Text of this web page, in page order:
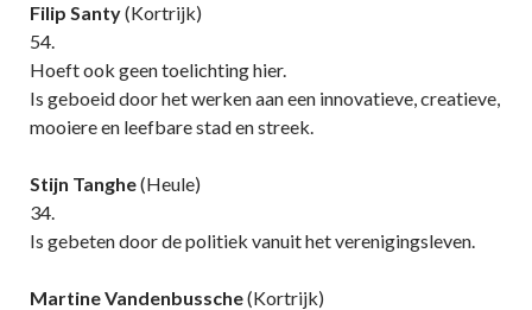
Filip Santy(Kortrijk)
54.
Hoeft ook geen toelichting hier.
Is geboeid door het werken aan een innovatieve, creatieve,
mooiere en leefbare stad en streek.
Stijn Tanghe(Heule)
34.
Is gebeten door de politiek vanuit het verenigingsleven.
Martine Vandenbussche(Kortrijk)